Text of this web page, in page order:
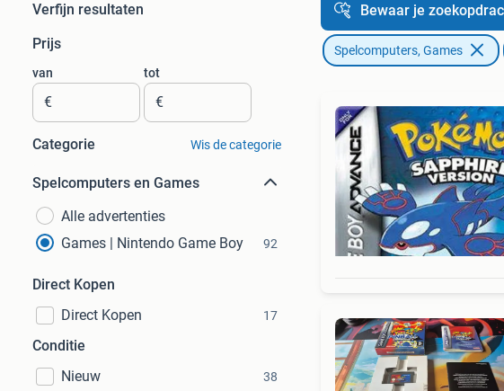
Verfijn resultaten
Prijs
van
€
tot
€
Categorie Wis de categorie
Spelcomputers en Games
Alle advertenties
Games | Nintendo Game Boy
92
Direct Kopen
Direct Kopen
17
Conditie
Nieuw
38
Bewaar je
Spelcomputers, Games